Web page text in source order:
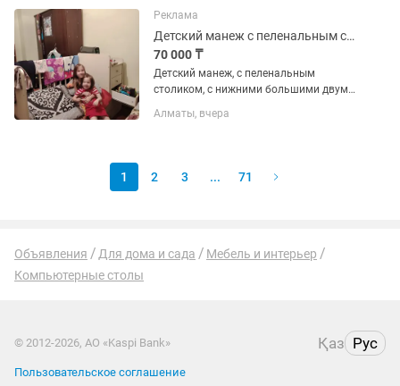
НУЖЕН! Мы предлагаем: 🕚 график
2/2...
Реклама
Детский манеж с пеленальным столиком
70 000 ₸
Детский манеж, с пеленальным
столиком, с нижними большими двумя
детских вещей так и для игрушек, и
хорошем...
Алматы, вчера
1 2 3 ... 71
Объявления Для дома и сада
Мебель и интерьер
Компьютерные столы
© 2012-2026, АО «Kaspi Bank» Қаз Рус
Пользовательское соглашение